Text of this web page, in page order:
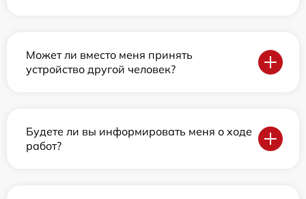
Может ли вместо меня принять
устройство другой человек?
Будете ли вы информировать меня о ходе
работ?